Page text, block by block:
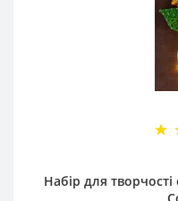
Набір для творчості